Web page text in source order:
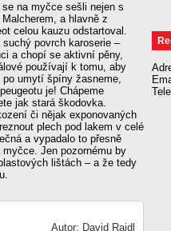
na myčce sešli nejen s
a hlavně z
celou kauzu odstartoval.
povrch karoserie –
a chopí se aktivní pěny,
používají k tomu, aby
umytí špíny žasneme,
je! Chápeme
jak stará škodovka.
či nějak exponovaných
plech pod lakem v celé
a vypadalo to přesně
Jen pozornému by
lištách – a že tedy
Autor: David Rajdl